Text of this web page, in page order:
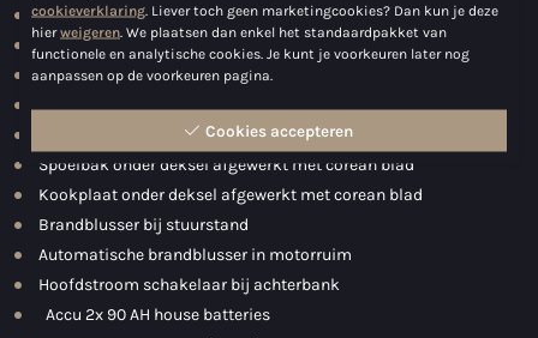
Zonnebed achterop motorbun deluxe met ruitmotief
Afgesloten kajuit met opbergruimte voorin
Kajuit bekleed en afgewerkt met skaileather panels
Leeslampen voorin kajuit
Matrassen deluxe met inleg voorin kajuit
Spoelbak onder deksel afgewerkt met corean blad
Kookplaat onder deksel afgewerkt met corean blad
Brandblusser bij stuurstand
Automatische brandblusser in motorruim
Hoofdstroom schakelaar bij achterbank
Accu 2x 90 AH house batteries
cookieverklaring . Liever toch geen marketingcookies? Dan kun je deze
hierweigeren . We plaatsen dan enkel het standaardpakket van
functionele en analytische cookies. Je kunt je voorkeuren later nog
aanpassen op de voorkeuren pagina.
Cookies accepteren